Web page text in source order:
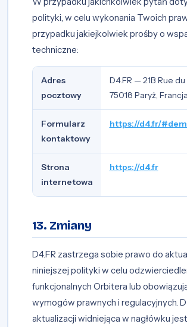
polityki, w celu wykonania Twoich
przypadku jakiejkolwiek prośby o
techniczne:
Adres
pocztowy
D4.FR — 21B Rue
75018 Paryż, Francja
Formularz
kontaktowy
https://d4.fr/
Strona
internetowa
https://d4.fr
13. Zmiany
D4.FR zastrzega sobie prawo do
niniejszej polityki w celu
funkcjonalnych Orbitera lub
wymogów prawnych i regulacyjnych.
aktualizacji widniejąca w nagłówku jest